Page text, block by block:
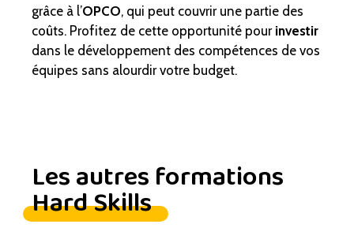
grâce à l’OPCO, qui peut couvrir une partie des
coûts. Profitez de cette opportunité pour investir
dans le développement des compétences de vos
équipes sans alourdir votre budget.
Les autres formations
Hard Skills